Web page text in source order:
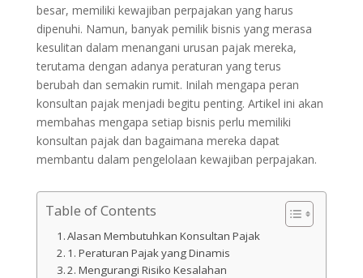
besar, memiliki kewajiban perpajakan yang harus
dipenuhi. Namun, banyak pemilik bisnis yang merasa
kesulitan dalam menangani urusan pajak mereka,
terutama dengan adanya peraturan yang terus
berubah dan semakin rumit. Inilah mengapa peran
konsultan pajak menjadi begitu penting. Artikel ini akan
membahas mengapa setiap bisnis perlu memiliki
konsultan pajak dan bagaimana mereka dapat
membantu dalam pengelolaan kewajiban perpajakan.
Table of Contents
Alasan Membutuhkan Konsultan Pajak
1. Peraturan Pajak yang Dinamis
2. Mengurangi Risiko Kesalahan